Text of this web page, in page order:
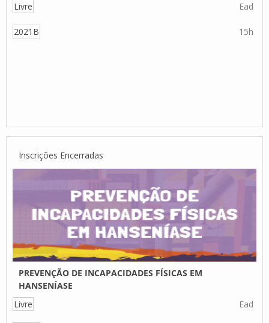
Livre
Ead
2021B 15h
Inscrições Encerradas
PREVENÇÃO DE INCAPACIDADES FÍSICAS EM
HANSENÍASE
Livre
Ead